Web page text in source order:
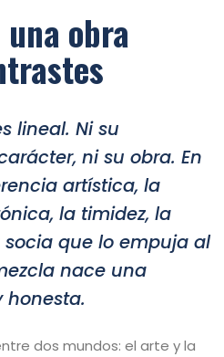
obra
lineal. Ni su
ni su obra. En
artística, la
la timidez, la
que lo empuja al
nace una
honesta.
dos mundos: el arte y la